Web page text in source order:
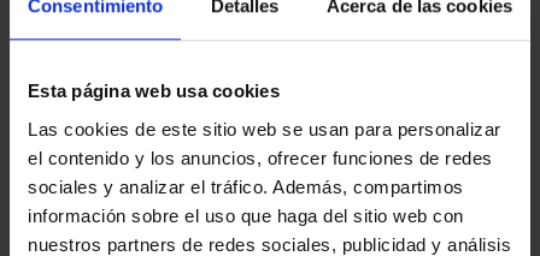
Consentimiento Detalles Acerca de las cookies
Esta página web usa cookies
Las cookies de este sitio web se usan para personalizar
el contenido y los anuncios, ofrecer funciones de redes
sociales y analizar el tráfico. Además, compartimos
información sobre el uso que haga del sitio web con
nuestros partners de redes sociales, publicidad y análisis
EGM_TEST
ANIMACIÓN PARA
THERMOR ATLANTIC
EXPOSICIONES
TEMPORALES DEL MUSEU
NACIONAL D’ART DE